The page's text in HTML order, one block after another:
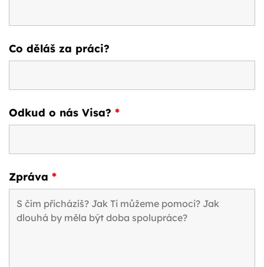
Co děláš za práci?
Odkud o nás Visa? *
Zpráva *